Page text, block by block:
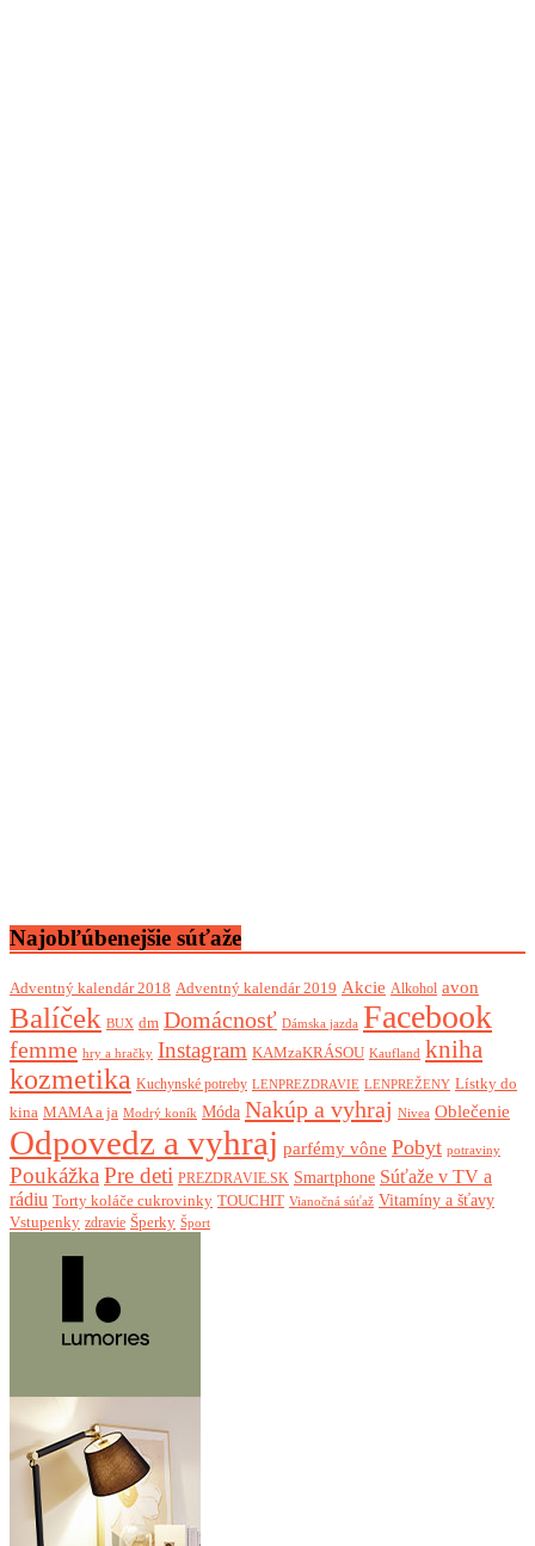
Najobľúbenejšie súťaže
Adventný kalendár 2018 Adventný kalendár 2019 Akcie Alkohol avon
Balíček BUX dm Domácnosť Dámska jazda Facebook
femme hry a hračky Instagram KAMzaKRÁSOU Kaufland kniha
kozmetika Kuchynské potreby LENPREZDRAVIE LENPREŽENY Lístky do
kina MAMA a ja Modrý koník Móda Nakúp a vyhraj Nivea Oblečenie
Odpovedz a vyhraj parfémy vône Pobyt potraviny
Poukážka Pre deti PREZDRAVIE.SK Smartphone Súťaže v TV a
rádiu Torty koláče cukrovinky TOUCHIT Vianočná súťaž Vitamíny a šťavy
Vstupenky zdravie Šperky Šport